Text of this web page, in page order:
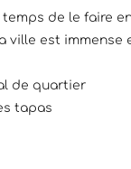
temps de le faire
ville est immense
de quartier
tapas